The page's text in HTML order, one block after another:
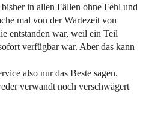
in allen Fällen ohne Fehl und
mal von der Wartezeit von
entstanden war, weil ein Teil
verfügbar war. Aber das kann
also nur das Beste sagen.
verwandt noch verschwägert